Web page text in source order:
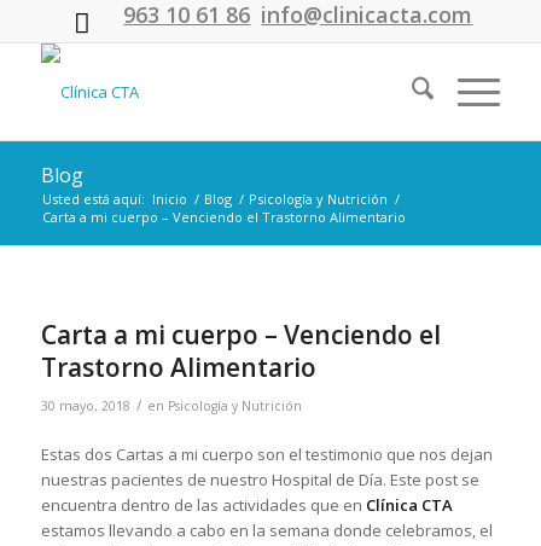
963 10 61 86 info@clinicacta.com
Blog
Usted está aquí: Inicio / Blog / Psicología y Nutrición /
Carta a mi cuerpo – Venciendo el Trastorno Alimentario
Carta a mi cuerpo – Venciendo el
Trastorno Alimentario
30 mayo, 2018 / en Psicología y Nutrición
Estas dos Cartas a mi cuerpo son el testimonio que nos dejan
nuestras pacientes de nuestro Hospital de Día. Este post se
encuentra dentro de las actividades que en Clínica CTA
estamos llevando a cabo en la semana donde celebramos, el